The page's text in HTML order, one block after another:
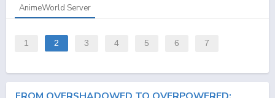
AnimeWorld Server
1 2 3 4 5 6 7